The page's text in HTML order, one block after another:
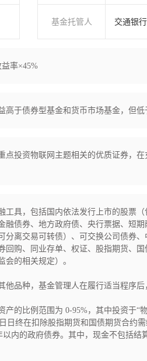
基金托管人 交通银
率×45%
于债券型基金和货币市场基金，但低
点投资物联网主题相关的优质证券，
工具，包括国内依法发行上市的股票
融债券、地方政府债、央行票据、短
分离交易可转债）、可交换公司债券
回购、同业存单、权证、股指期货、
的相关规定）。
品种，基金管理人在履行适当程序后
的比例范围为 0-95%，其中投资于“
日终在扣除股指期货和国债期货合约
内的政府债券。其中，现金不包括结